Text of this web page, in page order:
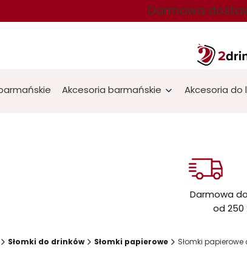
Darmowa
Akcesoria barmańskie Akcesoria do
Darmowa
od 250
Słomki do drinków Słomki papierowe Słomki papierowe